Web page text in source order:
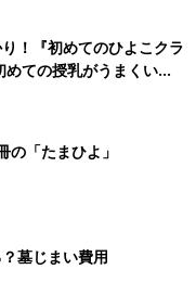
リの「ポール伸
！『初めてのひよこクラ
めての授乳がうまくい
と夏のトラブル 解決テ
の「たまひよ」
墓じまい費用